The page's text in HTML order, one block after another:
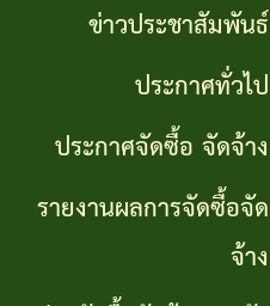
KM)
การ
บริหาร
จัดการ
ตรวจ
สอบ
ภายใน
ข่าวประชาสัมพันธ์
ประกาศทั่วไป
ประกาศจัดซื้อ จัดจ้าง
รายงานผลการจัดซื้อจัด
จ้าง